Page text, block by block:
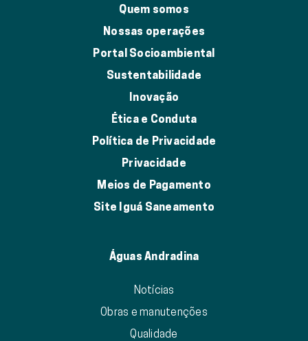
Quem somos
Nossas operações
Portal Socioambiental
Sustentabilidade
Inovação
Ética e Conduta
Política de Privacidade
Privacidade
Meios de Pagamento
Site Iguá Saneamento
Águas Andradina
Notícias
Obras e manutenções
Qualidade